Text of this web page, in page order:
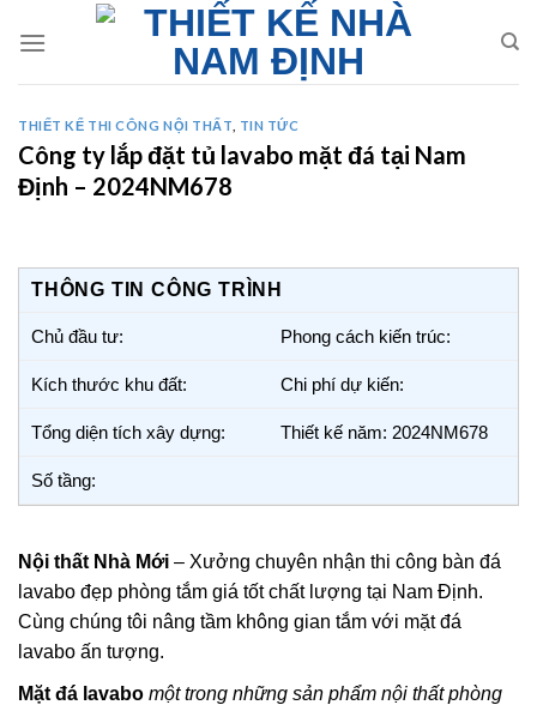
THIẾT KẾ THI CÔNG NỘI THẤT TIN TỨC
Công ty lắp đặt tủ lavabo mặt đá tại Nam
Định – 2024NM678
THÔNG TIN CÔNG TRÌNH
Chủ đầu tư: Phong cách kiến trúc:
Kích thước khu đất: Chi phí dự kiến:
Tổng diện tích xây dựng: Thiết kế năm: 2024NM678
Số tầng:
Nội thất Nhà Mới – Xưởng chuyên nhận thi công bàn đá
lavabo đẹp phòng tắm giá tốt chất lượng tại Nam Định.
Cùng chúng tôi nâng tầm không gian tắm với mặt đá
lavabo ấn tượng.
Mặt đá lavabo một trong những sản phẩm nội thất phòng